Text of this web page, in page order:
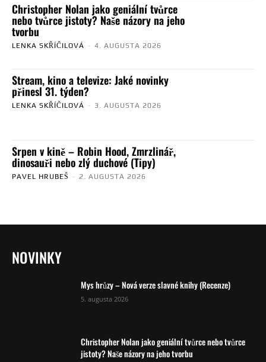
Christopher Nolan jako geniální tvůrce
nebo tvůrce jistoty? Naše názory na jeho
tvorbu
LENKA SKŘÍČILOVÁ - 4. AUGUSTA 2026
Stream, kino a televize: Jaké novinky
přinesl 31. týden?
LENKA SKŘÍČILOVÁ - 3. AUGUSTA 2026
Srpen v kině – Robin Hood, Zmrzlinář,
dinosauři nebo zlý duchové (Tipy)
PAVEL HRUBEŠ - 2. AUGUSTA 2026
NOVINKY
Mys hrůzy – Nová verze slavné knihy (Recenze)
5. augusta 2026
Christopher Nolan jako geniální tvůrce nebo tvůrce
jistoty? Naše názory na jeho tvorbu